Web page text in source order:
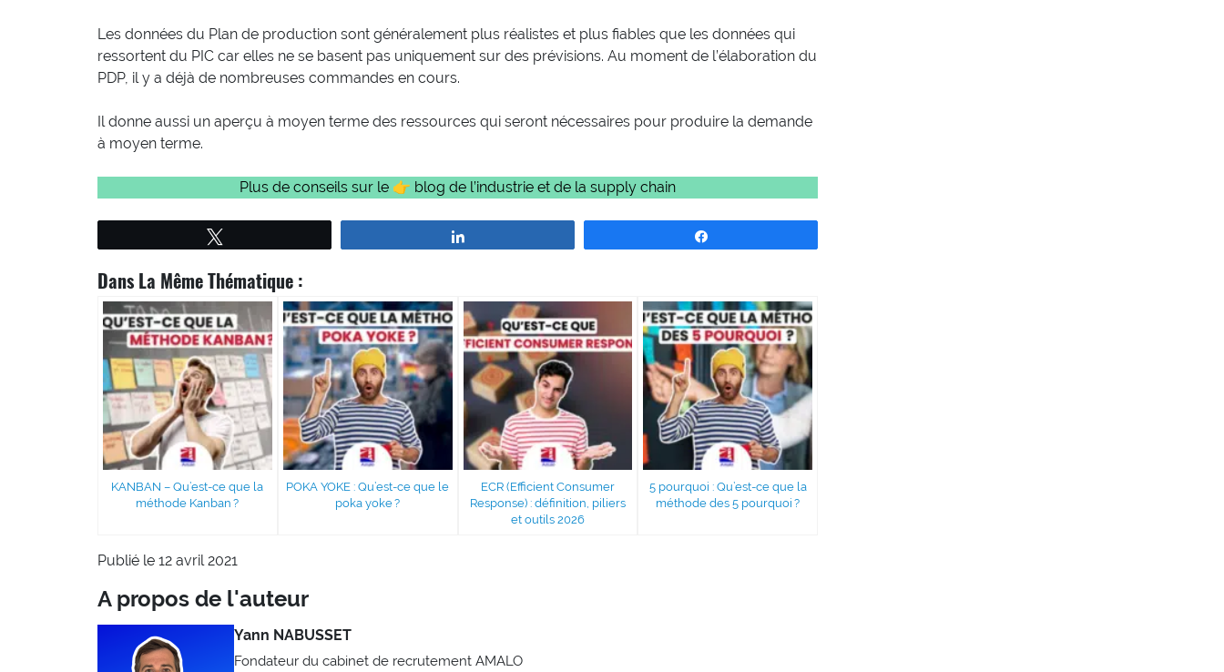
Les données du Plan de production sont généralement plus réalistes et plus fiables que les données qui
ressortent du PIC car elles ne se basent pas uniquement sur des prévisions. Au moment de l’élaboration du
PDP, il y a déjà de nombreuses commandes en cours.
Il donne aussi un aperçu à moyen terme des ressources qui seront nécessaires pour produire la demande
à moyen terme.
Plus de conseils sur le 👉 blog de l’industrie et de la supply chain
Dans La Même Thématique :
KANBAN – Qu’est-ce que la
méthode Kanban ?
POKA YOKE : Qu’est-ce que le
poka yoke ?
ECR (Efficient Consumer
Response) : définition, piliers
et outils 2026
5 pourquoi : Qu’est-ce que la
méthode des 5 pourquoi ?
Publié le 12 avril 2021
A propos de l'auteur
Yann NABUSSET
Fondateur du cabinet de recrutement AMALO